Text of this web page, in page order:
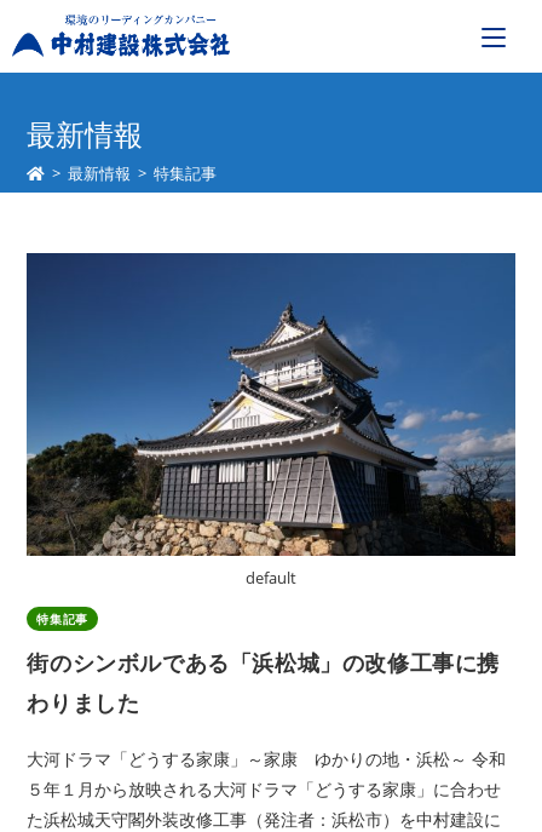
最新情報
> 最新情報 > 特集記事
default
特集記事
街のシンボルである「浜松城」の改修工事に携
わりました
大河ドラマ「どうする家康」～家康 ゆかりの地・浜松～ 令和
５年１月から放映される大河ドラマ「どうする家康」に合わせ
た浜松城天守閣外装改修工事（発注者：浜松市）を中村建設に